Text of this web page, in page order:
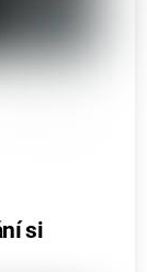
si